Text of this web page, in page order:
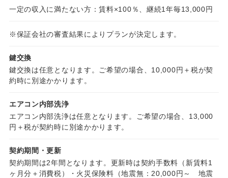
一定の収入に満たない方：賃料×100％、継続1年毎13,000円
※保証会社の審査結果によりプランが決定します。
鍵交換
鍵交換は任意となります。ご希望の場合、10,000円＋税が契
約時に別途かかります。
エアコン内部洗浄
エアコン内部洗浄は任意となります。ご希望の場合、13,000
円＋税が契約時に別途かかります。
契約期間・更新
契約期間は2年間となります。更新時は契約手数料（新賃料1
ヶ月分＋消費税）・火災保険料（地震無：20,000円～ 地震